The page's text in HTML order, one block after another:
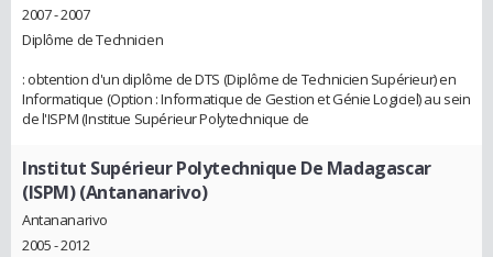
2007 - 2007
Diplôme de Technicien
: obtention d'un diplôme de DTS (Diplôme de Technicien Supérieur) en
Informatique (Option : Informatique de Gestion et Génie Logiciel) au sein
de l'ISPM (Institue Supérieur Polytechnique de
Institut Supérieur Polytechnique De Madagascar
(ISPM) (Antananarivo)
Antananarivo
2005 - 2012